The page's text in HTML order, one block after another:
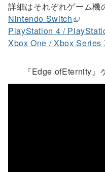
詳細はそれぞれゲーム機
Nintendo Switch
PlayStation 4 /
Xbox One / Xbox Series
『Edge ofEternity